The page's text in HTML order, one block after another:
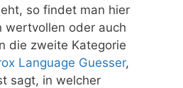
so findet man hier
wertvollen oder auch
die zweite Kategorie
Language Guesser,
sagt, in welcher